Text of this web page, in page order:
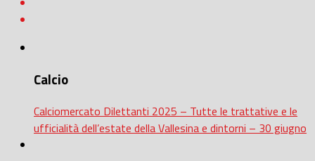
Calcio
Calciomercato Dilettanti 2025 – Tutte le trattative e le
ufficialità dell’estate della Vallesina e dintorni – 30 giugno